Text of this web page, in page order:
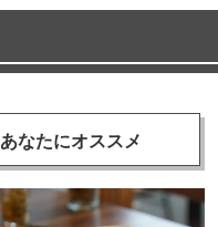
あなたにオススメ